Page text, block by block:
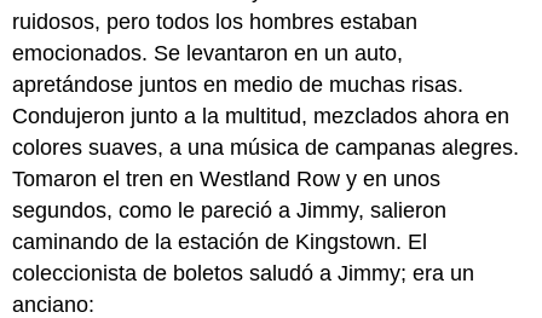
ruidosos, pero todos los hombres estaban
emocionados. Se levantaron en un auto,
apretándose juntos en medio de muchas risas.
Condujeron junto a la multitud, mezclados ahora en
colores suaves, a una música de campanas alegres.
Tomaron el tren en Westland Row y en unos
segundos, como le pareció a Jimmy, salieron
caminando de la estación de Kingstown. El
coleccionista de boletos saludó a Jimmy; era un
anciano: